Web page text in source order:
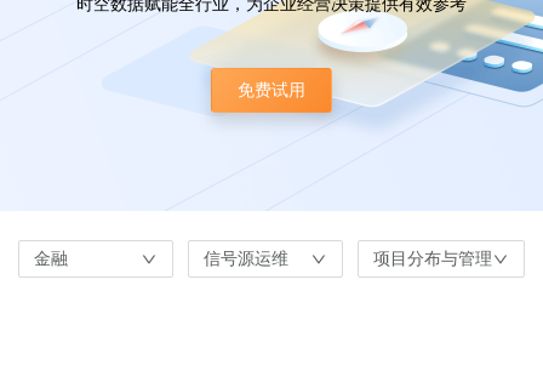
免费试用
金融 信号源运维 项目分布与管理